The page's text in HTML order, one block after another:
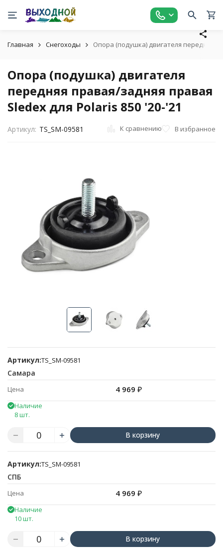
Главная Снегоходы Опора (подушка) двигателя передняя
Опора (подушка) двигателя
передняя правая/задняя правая
Sledex для Polaris 850 '20-'21
Артикул: TS_SM-09581 К сравнению В избранное
Артикул:TS_SM-09581
Самара
Цена 4 969 ₽
Наличие
8 шт.
В корзину
Артикул:TS_SM-09581
СПБ
Цена 4 969 ₽
Наличие
10 шт.
В корзину